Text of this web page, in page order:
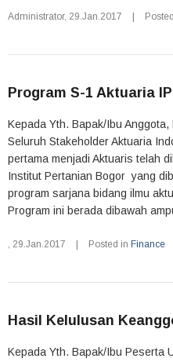
Administrator, 29.Jan.2017
Program S-1 Aktuaria
Kepada Yth. Bapak/Ibu
Seluruh Stakeholder Aktuaria
pertama menjadi Aktuaris telah
Institut Pertanian Bogor yang
program sarjana bidang ilmu
Program ini berada dibawah
, 29.Jan.2017 Posted in Finance
Hasil Kelulusan
Kepada Yth. Bapak/Ibu Peserta